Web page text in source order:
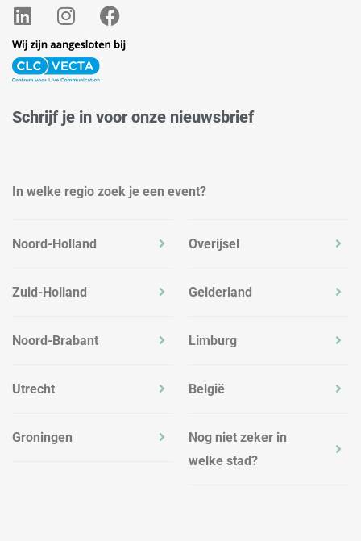
L
i
n
k
d
I
n
s
t
g
F
a
c
o
Schrijf je in voor onze nieuwsbrief
In welke regio zoek je een event?
Noord-Holland
Zuid-Holland
Noord-Brabant
Utrecht
Groningen
Overijsel
Gelderland
Limburg
België
Nog niet zeker in
welke stad?